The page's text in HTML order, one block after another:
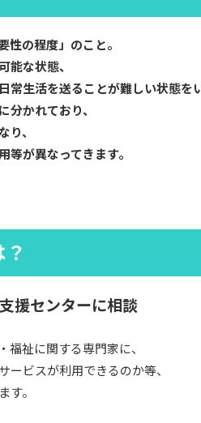
性の程度」のこと。
能な状態、
生活を送ることが難しい状態を
かれており、
、
が異なってきます。
援センターに相談
祉に関する専門家に、
ビスが利用できるのか等、
す。